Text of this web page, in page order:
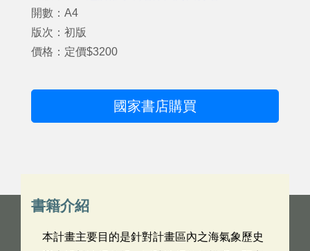
開數：A4
版次：初版
價格：定價$3200
國家書店購買
書籍介紹
本計畫主要目的是針對計畫區內之海氣象歷史